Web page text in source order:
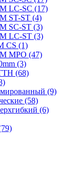
LC-SC (17)
ST-ST (4)
SC-ST (3)
LC-ST (3)
CS (1)
MPO (47)
(3)
(68)
(9)
(58)
(6)